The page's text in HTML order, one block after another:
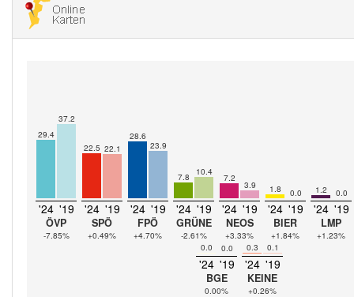
29.4
37.2
'24 '19
ÖVP
-7.85%
22.5 22.1
'24 '19
SPÖ
+0.49%
28.6
23.9
'24 '19
FPÖ
+4.70%
7.8 10.4
'24 '19
GRÜNE
-2.61%
7.2
3.9
'24 '19
NEOS
+3.33%
1.8 0.0
'24 '19
BIER
+1.84%
1.2 0.0
'24 '19
LMP
+1.23%
0.0
0.0
'24 '19
BGE
0.00%
0.3 0.1
'24 '19
KEINE
+0.26%